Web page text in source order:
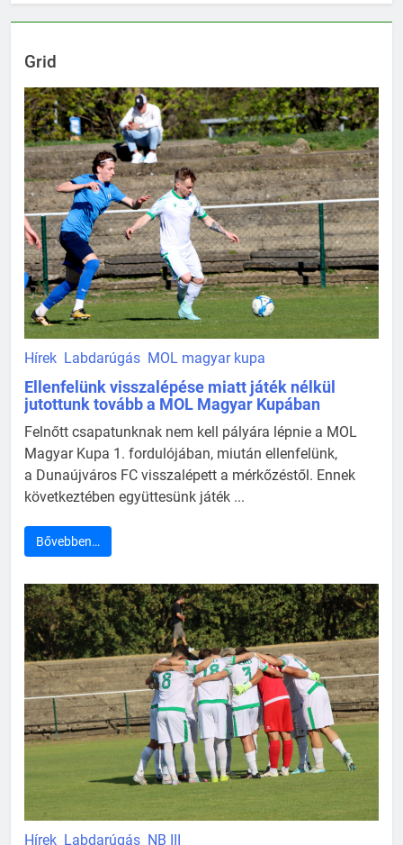
Grid
Hírek Labdarúgás MOL magyar kupa
Ellenfelünk visszalépése miatt játék nélkül
jutottunk tovább a MOL Magyar Kupában
Felnőtt csapatunknak nem kell pályára lépnie a MOL
Magyar Kupa 1. fordulójában, miután ellenfelünk,
a Dunaújváros FC visszalépett a mérkőzéstől. Ennek
következtében együttesünk játék ...
Bővebben…
Hírek Labdarúgás NB III